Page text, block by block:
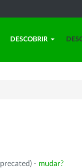
DESCOBRIR
- mudar?